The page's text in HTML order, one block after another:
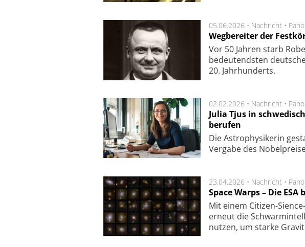
05.06.2026 • Nachricht •
Wegbereiter der
Vor 50 Jahren starb
bedeutendsten
20. Jahrhunderts.
02.02.2026 • Nachricht •
Julia Tjus in
berufen
Die Astro­physi­kerin
Ver­ga­be des
23.04.2026 • Nachricht •
Space Warps – Die
Mit einem Citizen-
erneut die
nutzen, um starke